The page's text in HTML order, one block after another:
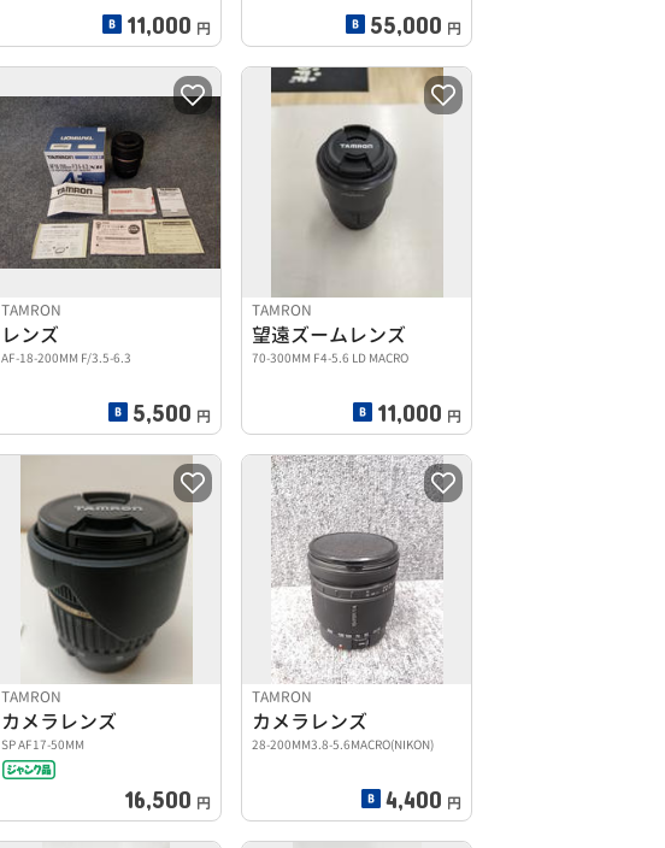
11,000 円 55,000 円
TAMRON
レンズ
AF-18-200MM F/3.5-6.3
5,500 円
TAMRON
望遠ズームレンズ
70-300MM F4-5.6 LD MACRO
11,000 円
TAMRON
カメラレンズ
SP AF17-50MM
16,500 円
TAMRON
カメラレンズ
28-200MM3.8-5.6MACRO(NIKON)
4,400 円